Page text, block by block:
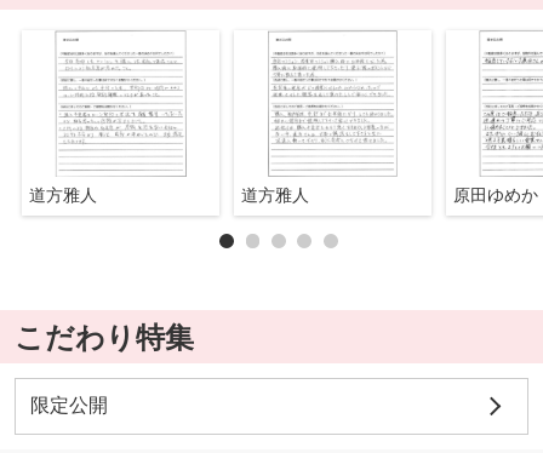
道方雅人 道方雅人 原田ゆめか
こだわり特集
限定公開